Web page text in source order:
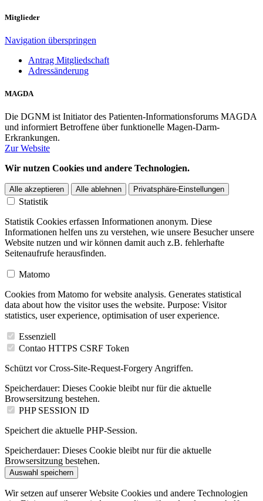
Mitglieder
Navigation überspringen
Antrag Mitgliedschaft
Adressänderung
MAGDA
Die DGNM ist Initiator des Patienten-Informationsforums MAGDA
und informiert Betroffene über funktionelle Magen-Darm-
Erkrankungen.
Zur Website
Wir nutzen Cookies und andere Technologien.
Alle akzeptieren Alle ablehnen Privatsphäre-Einstellungen
Statistik
Statistik Cookies erfassen Informationen anonym. Diese
Informationen helfen uns zu verstehen, wie unsere Besucher unsere
Website nutzen und wir können damit auch z.B. fehlerhafte
Seitenaufrufe herausfinden.
Matomo
Cookies from Matomo for website analysis. Generates statistical
data about how the visitor uses the website. Purpose: Visitor
statistics, user experience, optimisation of user experience.
Essenziell
Contao HTTPS CSRF Token
Schützt vor Cross-Site-Request-Forgery Angriffen.
Speicherdauer: Dieses Cookie bleibt nur für die aktuelle
Browsersitzung bestehen.
PHP SESSION ID
Speichert die aktuelle PHP-Session.
Speicherdauer: Dieses Cookie bleibt nur für die aktuelle
Browsersitzung bestehen.
Auswahl speichern
Wir setzen auf unserer Website Cookies und andere Technologien